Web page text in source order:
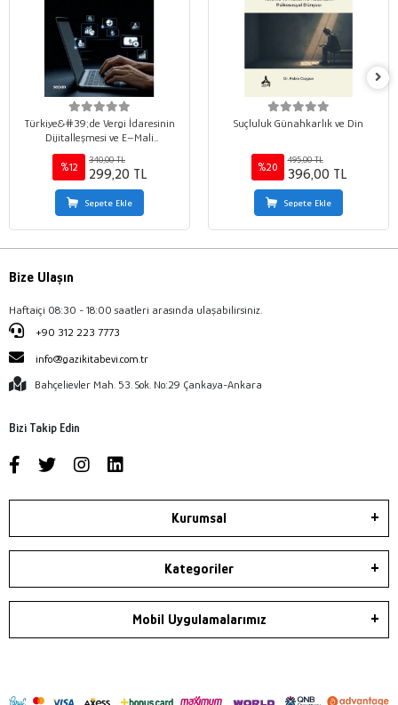
Türkiye&#39;de Vergi İdaresinin
Dijitalleşmesi ve E–Mali
Uygulamalar
%12
340,00 TL
299,20 TL
Sepete Ekle
Suçluluk Günahkarlık ve Din
%20
495,00 TL
396,00 TL
Sepete Ekle
Bize Ulaşın
Haftaiçi 08:30 - 18:00 saatleri arasında ulaşabilirsiniz.
+90 312 223 7773
info@gazikitabevi.com.tr
Bahçelievler Mah. 53. Sok. No:29 Çankaya-Ankara
Bizi Takip Edin
Kurumsal
Kategoriler
Mobil Uygulamalarımız